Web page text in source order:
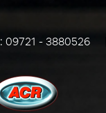
09721 - 3880526